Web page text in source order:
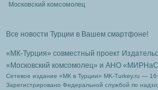
Московский комсомолец
Все новости Турции в Вашем смартфоне!
«МК-Турция» совместный проект
«Московский комсомолец» и АНО «МИРНаС
Сетевое издание «МК в Турции» MK-Turkey.ru —
Зарегистрировано Федеральной службой по